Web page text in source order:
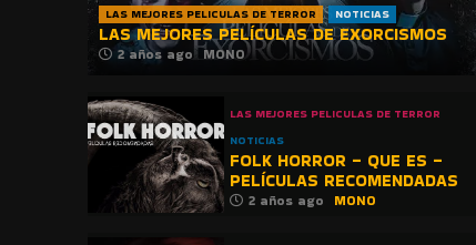
LAS MEJORES PELICULAS DE TERROR NOTICIAS
LAS MEJORES PELÍCULAS DE EXORCISMOS
2 años ago MONO
LAS MEJORES PELICULAS DE TERROR
NOTICIAS
FOLK HORROR – QUE ES –
PELÍCULAS RECOMENDADAS
2 años ago MONO